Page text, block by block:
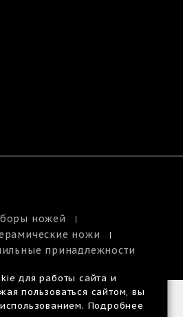
ножей
ножи
принадлежности
|
для работы сайта и
пользоваться сайтом, вы
Подробнее